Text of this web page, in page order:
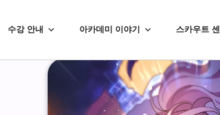
수강 안내 아카데미 이야기 스카우트